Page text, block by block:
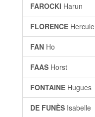
FAROCKI Harun
FLORENCE Hercule
FAN Ho
FAAS Horst
FONTAINE Hugues
DE FUNÈS Isabelle